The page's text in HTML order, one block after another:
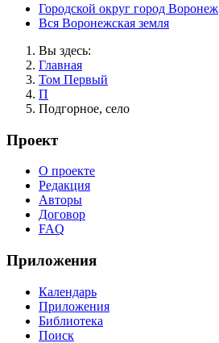
Городской округ город Воронеж
Вся Воронежская земля
Вы здесь:
Главная
Том Первый
П
Подгорное, село
Проект
О проекте
Редакция
Авторы
Договор
FAQ
Приложения
Календарь
Приложения
Библиотека
Поиск